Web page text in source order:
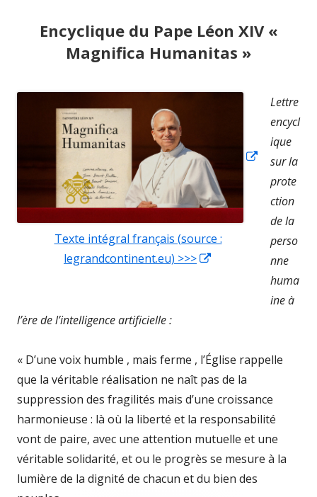
Encyclique du Pape Léon XIV «
Magnifica Humanitas »
Ouvrir
dans
une
nouvelle
fenêtre
Texte intégral français (source :
legrandcontinent.eu) >>>
Lettre
encycl
ique
sur la
prote
ction
de la
perso
nne
huma
ine à
l’ère de l’intelligence artificielle :
« D’une voix humble , mais ferme , l’Église rappelle
que la véritable réalisation ne naît pas de la
suppression des fragilités mais d’une croissance
harmonieuse : là où la liberté et la responsabilité
vont de paire, avec une attention mutuelle et une
véritable solidarité, et ou le progrès se mesure à la
lumière de la dignité de chacun et du bien des